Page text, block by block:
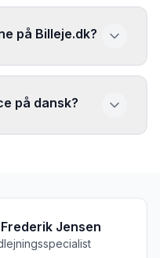
på Billeje.dk?
på dansk?
Jensen